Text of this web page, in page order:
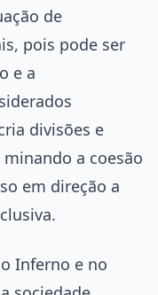
de
pois pode ser
e a
divisões e
a coesão
em direção a
Inferno e no